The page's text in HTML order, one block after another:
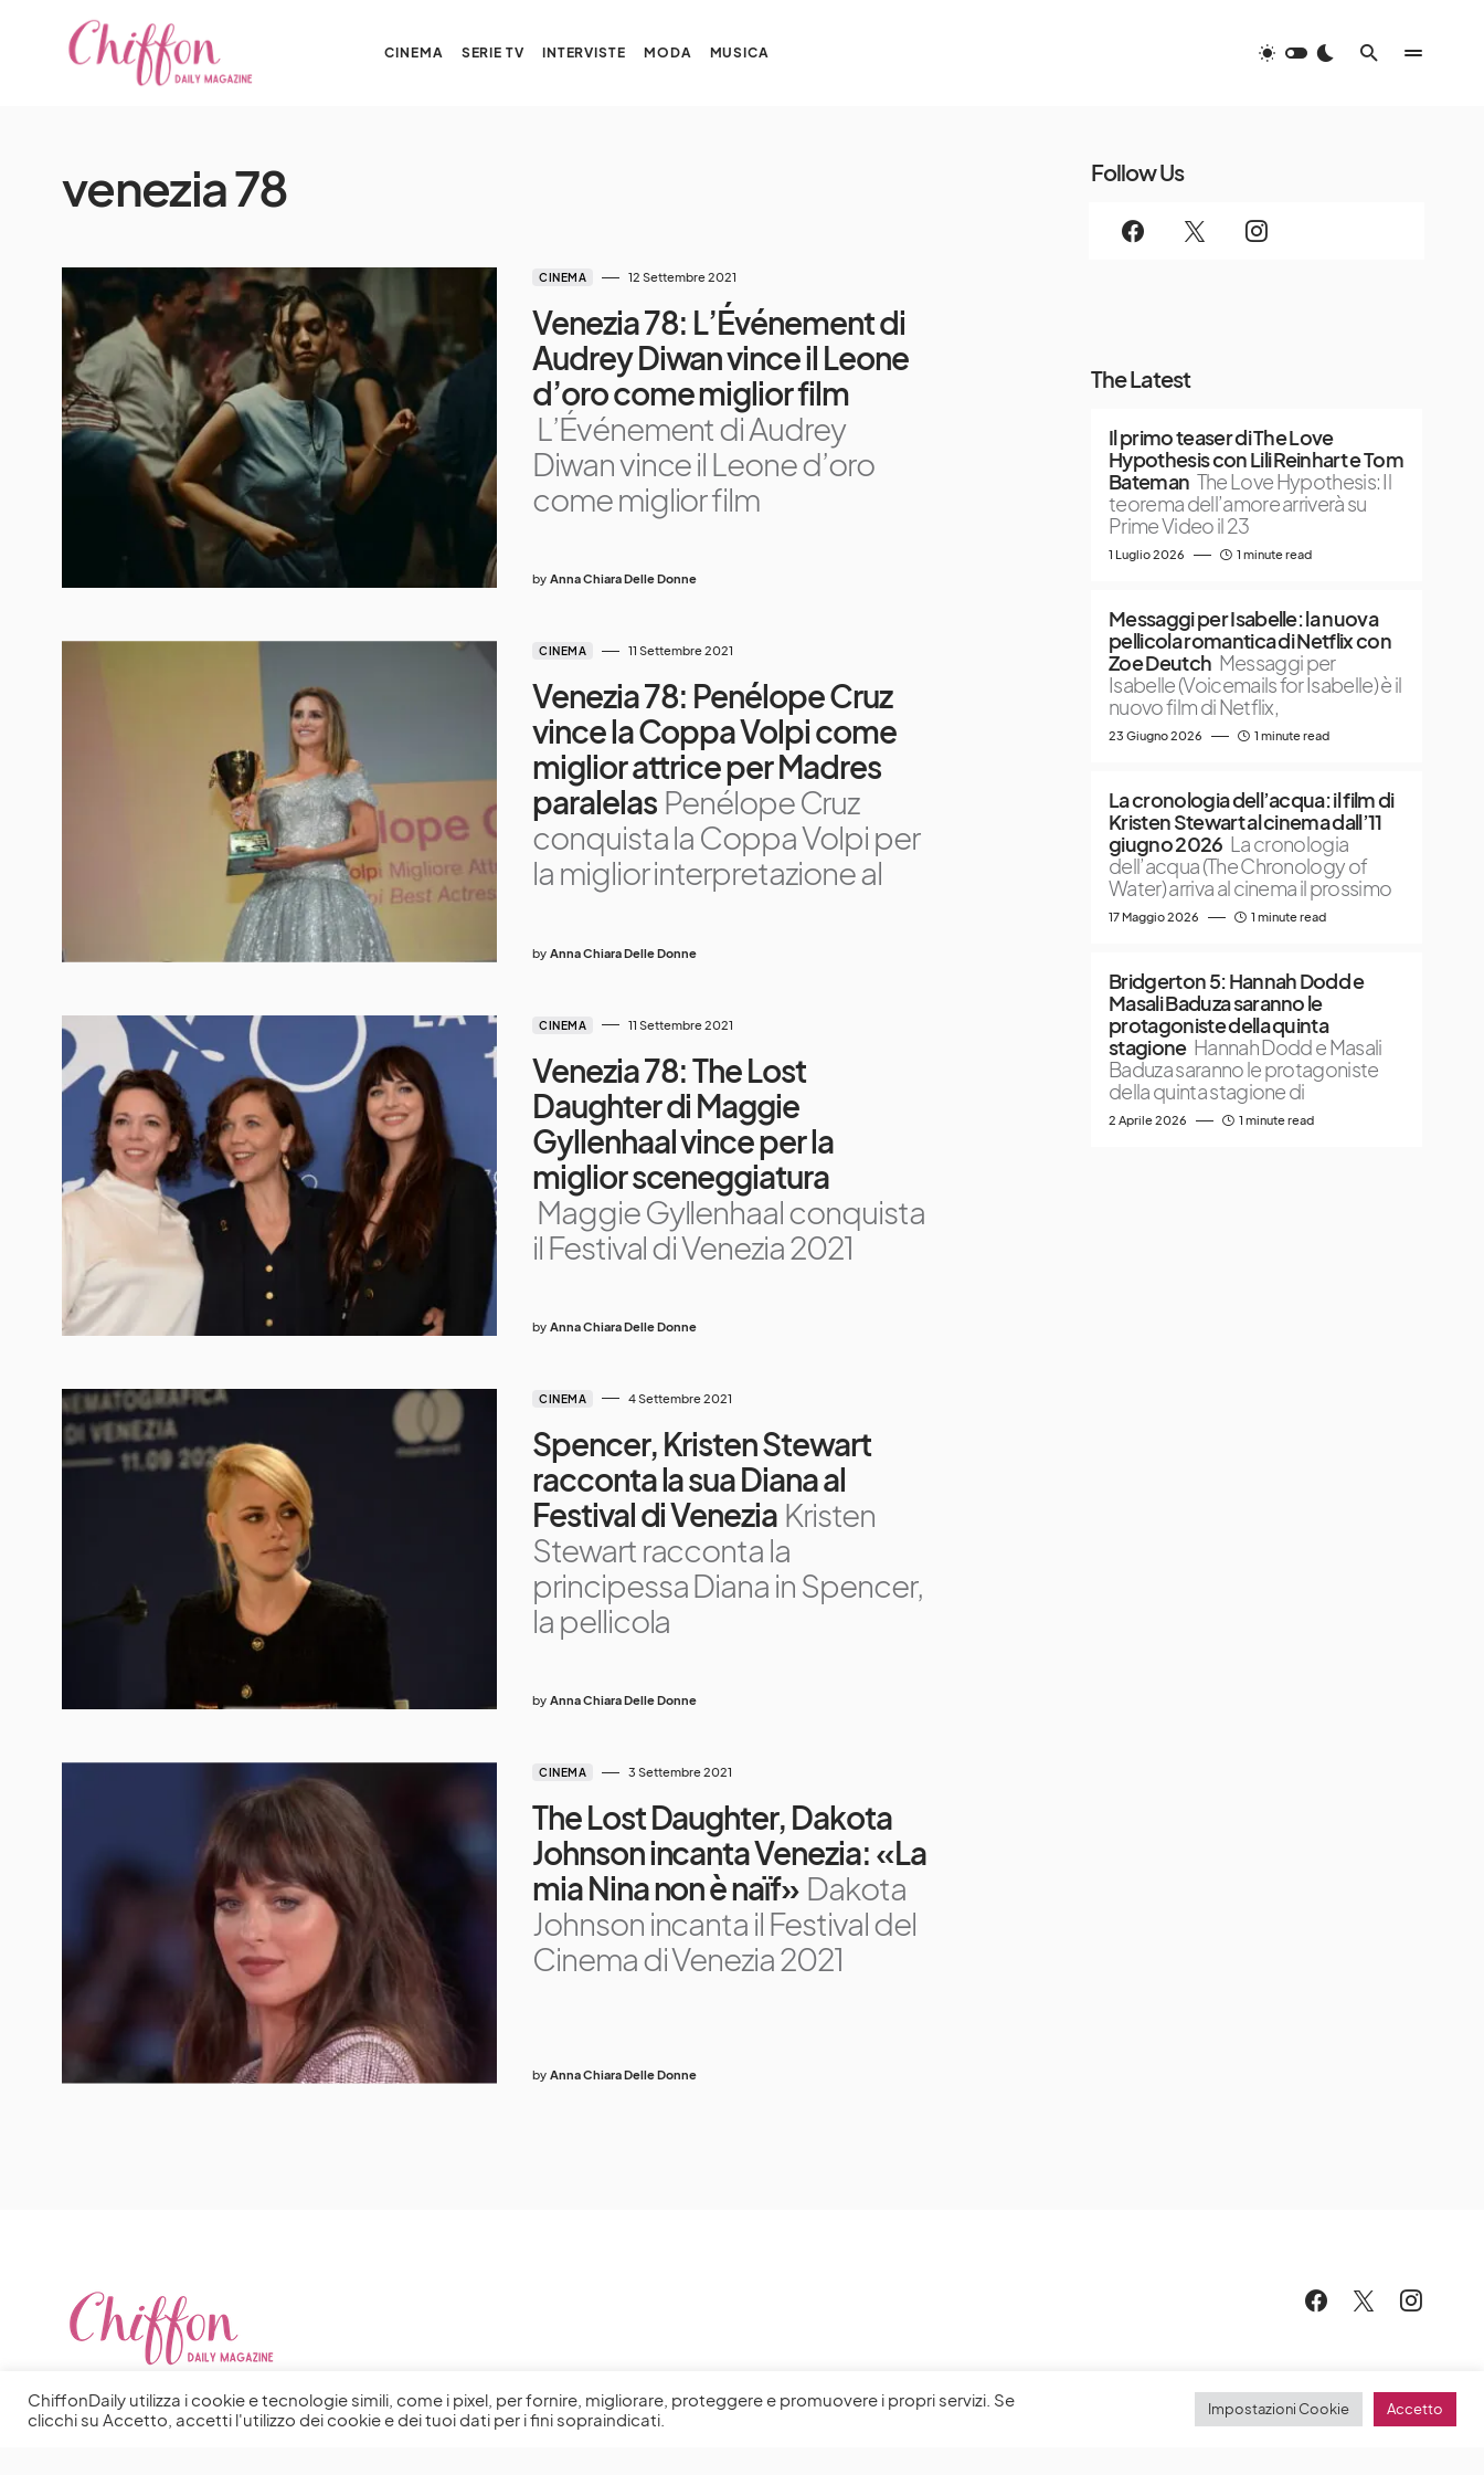
CINEMA SERIE TV INTERVISTE MODA MUSICA
venezia 78
CINEMA 12 Settembre 2021
Venezia 78: L’Événement di
Audrey Diwan vince il Leone
d’oro come miglior film
L’Événement di Audrey
Diwan vince il Leone d’oro
come miglior film
by Anna Chiara Delle Donne
CINEMA 11 Settembre 2021
Venezia 78: Penélope Cruz
vince la Coppa Volpi come
miglior attrice per Madres
paralelas Penélope Cruz
conquista la Coppa Volpi per
la miglior interpretazione al
by Anna Chiara Delle Donne
CINEMA 11 Settembre 2021
Venezia 78: The Lost
Daughter di Maggie
Gyllenhaal vince per la
miglior sceneggiatura
Maggie Gyllenhaal conquista
il Festival di Venezia 2021
by Anna Chiara Delle Donne
CINEMA 4 Settembre 2021
Spencer, Kristen Stewart
racconta la sua Diana al
Festival di Venezia Kristen
Stewart racconta la
principessa Diana in Spencer,
la pellicola
by Anna Chiara Delle Donne
CINEMA 3 Settembre 2021
The Lost Daughter, Dakota
Johnson incanta Venezia: «La
mia Nina non è naïf» Dakota
Johnson incanta il Festival del
Cinema di Venezia 2021
by Anna Chiara Delle Donne
Follow Us
The Latest
Il primo teaser di The Love
Hypothesis con Lili Reinhart e Tom
Bateman The Love Hypothesis: Il
teorema dell’amore arriverà su
Prime Video il 23
1 Luglio 2026 1 minute read
Messaggi per Isabelle: la nuova
pellicola romantica di Netflix con
Zoe Deutch Messaggi per
Isabelle (Voicemails for Isabelle) è il
nuovo film di Netflix,
23 Giugno 2026 1 minute read
La cronologia dell’acqua: il film di
Kristen Stewart al cinema dall’11
giugno 2026 La cronologia
dell’acqua (The Chronology of
Water) arriva al cinema il prossimo
17 Maggio 2026 1 minute read
Bridgerton 5: Hannah Dodd e
Masali Baduza saranno le
protagoniste della quinta
stagione Hannah Dodd e Masali
Baduza saranno le protagoniste
della quinta stagione di
2 Aprile 2026 1 minute read
ChiffonDaily utilizza i cookie e tecnologie simili, come i pixel, per fornire, migliorare, proteggere e promuovere i propri servizi. Se
clicchi su Accetto, accetti l'utilizzo dei cookie e dei tuoi dati per i fini sopraindicati.
Impostazioni Cookie Accetto